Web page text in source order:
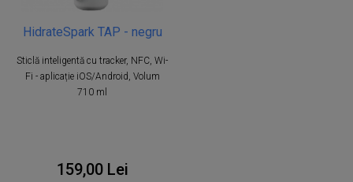
HidrateSpark TAP - negru
Sticlă inteligentă cu tracker, NFC, Wi-
Fi - aplicație iOS/Android, Volum
710 ml
159,00 Lei